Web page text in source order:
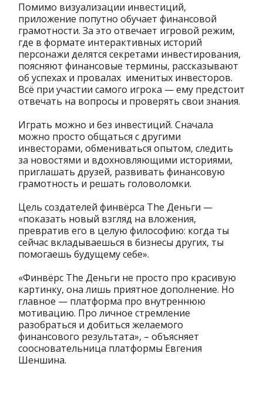
Помимо визуализации инвестиций,
приложение попутно обучает финансовой
грамотности. За это отвечает игровой режим,
где в формате интерактивных историй
персонажи делятся секретами инвестирования,
поясняют финансовые термины, рассказывают
об успехах и провалах именитых инвесторов.
Всё при участии самого игрока — ему предстоит
отвечать на вопросы и проверять свои знания.
Играть можно и без инвестиций. Сначала
можно просто общаться с другими
инвесторами, обмениваться опытом, следить
за новостями и вдохновляющими историями,
приглашать друзей, развивать финансовую
грамотность и решать головоломки.
Цель создателей финвёрса The Деньги —
«показать новый взгляд на вложения,
превратив его в целую философию: когда ты
сейчас вкладываешься в бизнесы других, ты
помогаешь будущему себе».
«Финвёрс The Деньги не просто про красивую
картинку, она лишь приятное дополнение. Но
главное — платформа про внутреннюю
мотивацию. Про личное стремление
разобраться и добиться желаемого
финансового результата», – объясняет
соосновательница платформы Евгения
Шеншина.